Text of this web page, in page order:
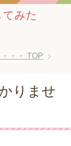
みた
・・ TOP
りませ